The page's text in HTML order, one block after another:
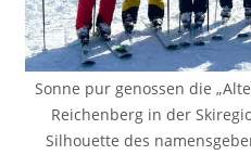
Sonne pur genossen die
Reichenberg in der
Silhouette des